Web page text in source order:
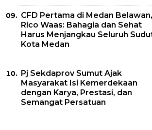
CFD Pertama di Medan Belawan,
Rico Waas: Bahagia dan Sehat
Harus Menjangkau Seluruh
Kota Medan
Pj Sekdaprov Sumut Ajak
Masyarakat Isi Kemerdekaan
dengan Karya, Prestasi, dan
Semangat Persatuan